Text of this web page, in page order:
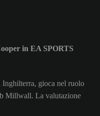
in EA SPORTS
Inghilterra, gioca nel ruolo
Millwall. La valutazione